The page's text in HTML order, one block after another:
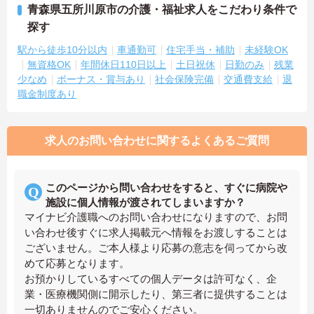
青森県五所川原市の介護・福祉求人をこだわり条件で
探す
駅から徒歩10分以内 車通勤可 住宅手当・補助
未経験OK
無資格OK
年間休日110日以上 土日祝休 日勤のみ
残業
少なめ
ボーナス・賞与あり 社会保険完備 交通費支給
退
職金制度あり
求人のお問い合わせに関するよくあるご質問
このページから問い合わせをすると、すぐに病院や
施設に個人情報が渡されてしまいますか？
マイナビ介護職へのお問い合わせになりますので、お問
い合わせ後すぐに求人掲載元へ情報をお渡しすることは
ございません。ご本人様より応募の意志を伺ってから改
めて応募となります。
お預かりしているすべての個人データは許可なく、企
業・医療機関側に開示したり、第三者に提供することは
一切ありませんのでご安心ください。